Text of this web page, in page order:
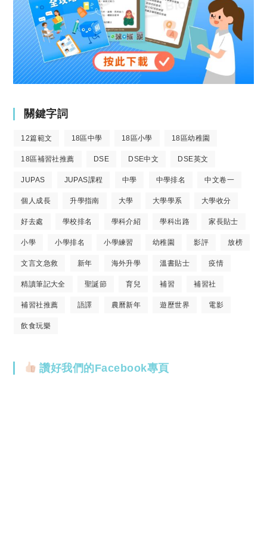
關鍵字詞
12篇範文 18區中學 18區小學 18區幼稚園
18區補習社推薦 DSE DSE中文 DSE英文
JUPAS JUPAS課程 中學 中學排名 中文卷一
個人成長 升學指南 大學 大學學系 大學收分
好去處 學校排名 學科介紹 學科出路 家長貼士
小學 小學排名 小學練習 幼稚園 影評 放榜
文言文急救 新年 海外升學 溫書貼士 疫情
精讀筆記大全 聖誕節 育兒 補習 補習社
補習社推薦 語譯 農曆新年 遊歷世界 電影
飲食玩樂
讚好我們的Facebook專頁